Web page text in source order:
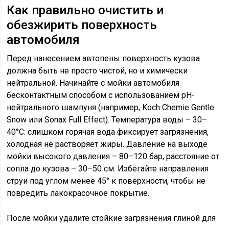
Как правильно очистить и
обезжирить поверхность
автомобиля
Перед нанесением автопены поверхность кузова
должна быть не просто чистой, но и химически
нейтральной. Начинайте с мойки автомобиля
бесконтактным способом с использованием pH-
нейтрального шампуня (например, Koch Chemie Gentle
Snow или Sonax Full Effect). Температура воды – 30–
40°C: слишком горячая вода фиксирует загрязнения,
холодная не растворяет жиры. Давление на выходе
мойки высокого давления – 80–120 бар, расстояние от
сопла до кузова – 30–50 см. Избегайте направления
струи под углом менее 45° к поверхности, чтобы не
повредить лакокрасочное покрытие.
После мойки удалите стойкие загрязнения глиной для